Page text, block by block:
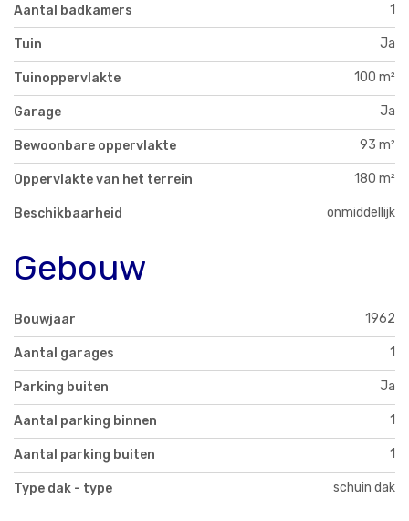
Aantal badkamers 1
Tuin Ja
Tuinoppervlakte 100 m²
Garage Ja
Bewoonbare oppervlakte 93 m²
Oppervlakte van het terrein 180 m²
Beschikbaarheid onmiddellijk
Gebouw
Bouwjaar 1962
Aantal garages 1
Parking buiten Ja
Aantal parking binnen 1
Aantal parking buiten 1
Type dak - type schuin dak